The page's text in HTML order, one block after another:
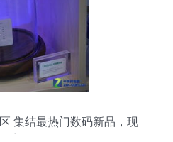
集结最热门数码新品，现